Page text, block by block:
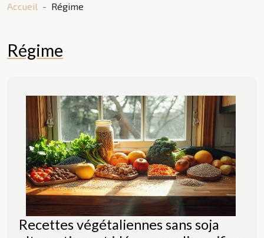
Accueil Régime
Régime
Recettes végétaliennes sans soja